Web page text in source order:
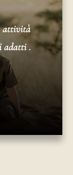
attività
adatti .